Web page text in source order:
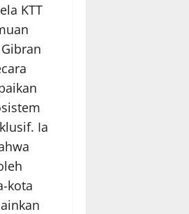
KTT
Ia
kota